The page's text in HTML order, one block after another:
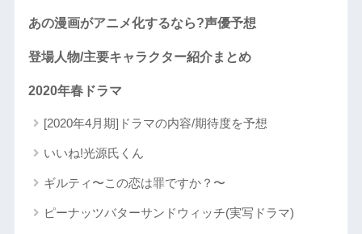
あの漫画がアニメ化するなら?声優予想
登場人物/主要キャラクター紹介まとめ
2020年春ドラマ
[2020年4月期]ドラマの内容/期待度を予想
いいね!光源氏くん
ギルティ〜この恋は罪ですか？〜
ピーナッツバターサンドウィッチ(実写ドラマ)